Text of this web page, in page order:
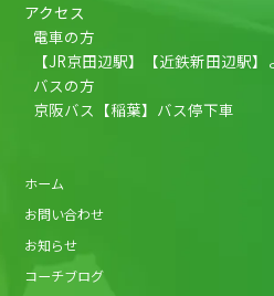
アクセス
電車の方
【JR京田辺駅】【近鉄新田辺駅
バスの方
京阪バス【稲葉】バス停下車
ホーム
お問い合わせ
お知らせ
コーチブログ